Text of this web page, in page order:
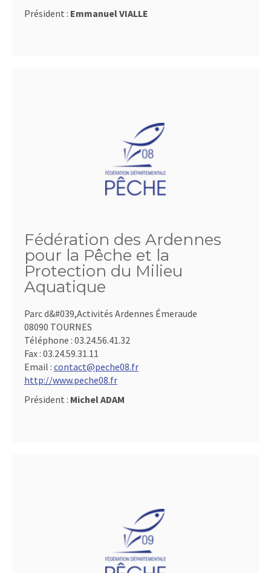
Président : Emmanuel VIALLE
Fédération des Ardennes
pour la Pêche et la
Protection du Milieu
Aquatique
Parc d&#039,Activités Ardennes Émeraude
08090 TOURNES
Téléphone : 03.24.56.41.32
Fax : 03.24.59.31.11
Email : contact@peche08.fr
http://www.peche08.fr
Président : Michel ADAM